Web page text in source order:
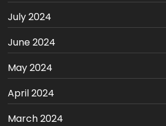
July 2024
June 2024
May 2024
April 2024
March 2024